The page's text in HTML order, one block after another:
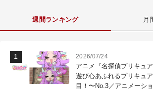
週間ランキング 月
2026/07/24
アニメ『名探偵プリキュ
遊び心あふれるプリキュ
目！〜No.3／アニメーシ